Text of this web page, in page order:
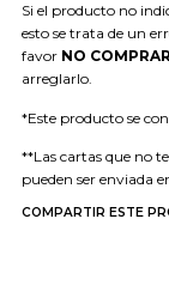
Si el producto no
esto se trata de un
favor NO
arreglarlo.
*Este producto se
**Las cartas que no
pueden ser enviada
COMPARTIR ESTE